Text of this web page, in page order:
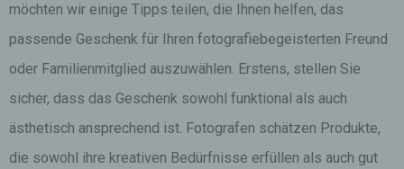
möchten wir einige Tipps teilen, die Ihnen helfen, das
passende Geschenk für Ihren fotografiebegeisterten Freund
oder Familienmitglied auszuwählen. Erstens, stellen Sie
sicher, dass das Geschenk sowohl funktional als auch
ästhetisch ansprechend ist. Fotografen schätzen Produkte,
die sowohl ihre kreativen Bedürfnisse erfüllen als auch gut